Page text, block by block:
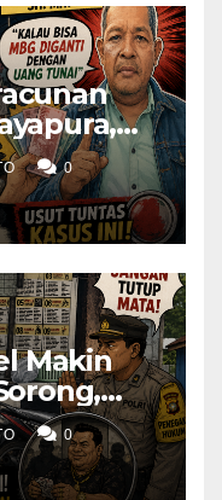
0
Makin
Segera
dan
0